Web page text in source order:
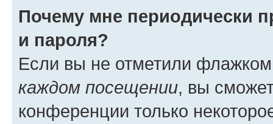
Почему мне периодически
и пароля?
Если вы не отметили
каждом посещении, вы
конференции только